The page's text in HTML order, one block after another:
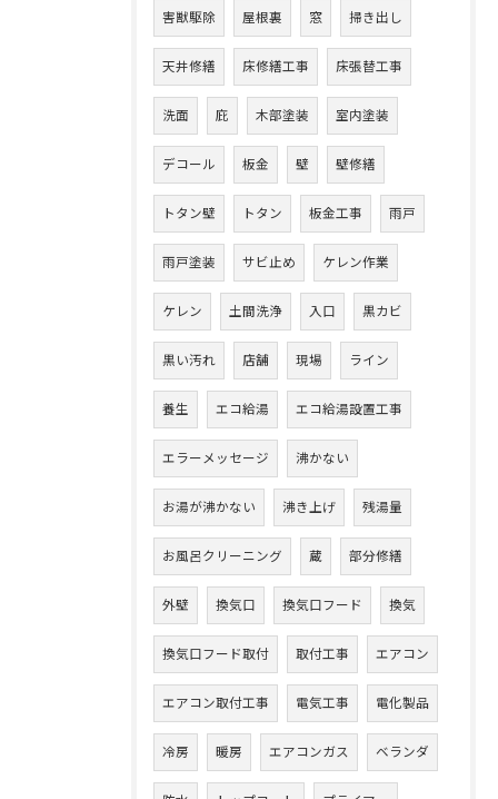
害獣駆除 屋根裏 窓 掃き出し
天井修繕 床修繕工事 床張替工事
洗面 庇 木部塗装 室内塗装
デコール 板金 壁 壁修繕
トタン壁 トタン 板金工事 雨戸
雨戸塗装 サビ止め ケレン作業
ケレン 土間洗浄 入口 黒カビ
黒い汚れ 店舗 現場 ライン
養生 エコ給湯 エコ給湯設置工事
エラーメッセージ 沸かない
お湯が沸かない 沸き上げ 残湯量
お風呂クリーニング 蔵 部分修繕
外壁 換気口 換気口フード 換気
換気口フード取付 取付工事 エアコン
エアコン取付工事 電気工事 電化製品
冷房 暖房 エアコンガス ベランダ